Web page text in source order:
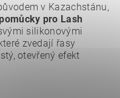
v Kazachstánu,
pro Lash
silikonovými
zvedají řasy
otevřený efekt